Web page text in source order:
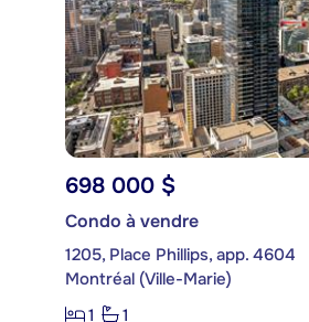
698 000 $
Condo à vendre
1205, Place Phillips, app. 4604
Montréal (Ville-Marie)
1
1